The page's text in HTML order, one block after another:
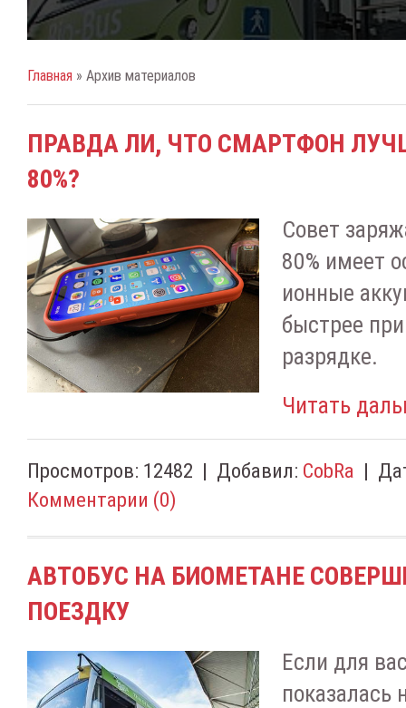
Главная » Архив материалов
ПРАВДА ЛИ, ЧТО СМАРТФОН
80%?
Совет
80% имеет
ионные
быстрее
разрядке.
Читать
Просмотров: 12482 | Добавил: CobRa |
Комментарии (0)
АВТОБУС НА БИОМЕТАНЕ
ПОЕЗДКУ
Если для
показалась